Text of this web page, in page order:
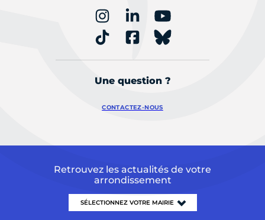
Une question ?
CONTACTEZ-NOUS
Retrouvez les actualités de votre
arrondissement